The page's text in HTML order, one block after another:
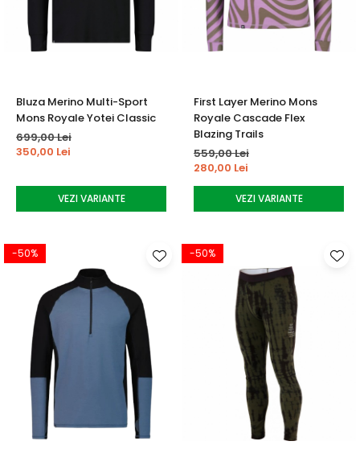
Bluza Merino Multi-Sport
Mons Royale Yotei Classic
699,00 Lei
350,00 Lei
VEZI VARIANTE
First Layer Merino Mons
Royale Cascade Flex
Blazing Trails
559,00 Lei
280,00 Lei
VEZI VARIANTE
-50% -50%